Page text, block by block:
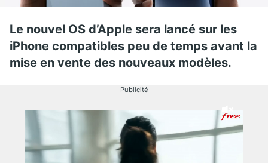
Le nouvel OS d’Apple sera lancé sur les
iPhone compatibles peu de temps avant la
mise en vente des nouveaux modèles.
Publicité